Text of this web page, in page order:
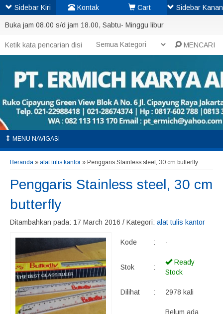
Buka jam 08.00 s/d jam 18.00, Sabtu- Minggu libur
MENCARI
MENU NAVIGASI
Beranda » alat tulis kantor » Penggaris Stainless steel, 30 cm butterfly
Penggaris Stainless steel, 30 cm
butterfly
Ditambahkan pada: 17 March 2016 / Kategori: alat tulis kantor
Kode : -
Stok :
Ready
Stock
Dilihat : 2978 kali
Belum ada
Sidebar Kiri Kontak Cart Sidebar Kanan